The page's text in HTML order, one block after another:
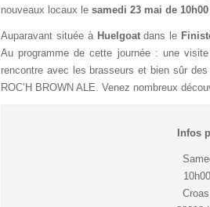
nouveaux locaux le samedi 23 mai de 10h00
Auparavant située à Huelgoatdans le
Au programme de cette journée : une
rencontre avec les brasseurs et bien sûr
ROC’H BROWN ALE. Venez nombreux
Infos